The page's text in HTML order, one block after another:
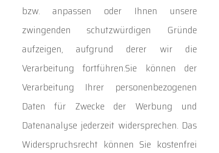
bzw. anpassen oder Ihnen unsere
zwingenden schutzwürdigen Gründe
aufzeigen, aufgrund derer wir die
Verarbeitung fortführen.Sie können der
Verarbeitung Ihrer personenbezogenen
Daten für Zwecke der Werbung und
Datenanalyse jederzeit widersprechen. Das
Widerspruchsrecht können Sie kostenfrei